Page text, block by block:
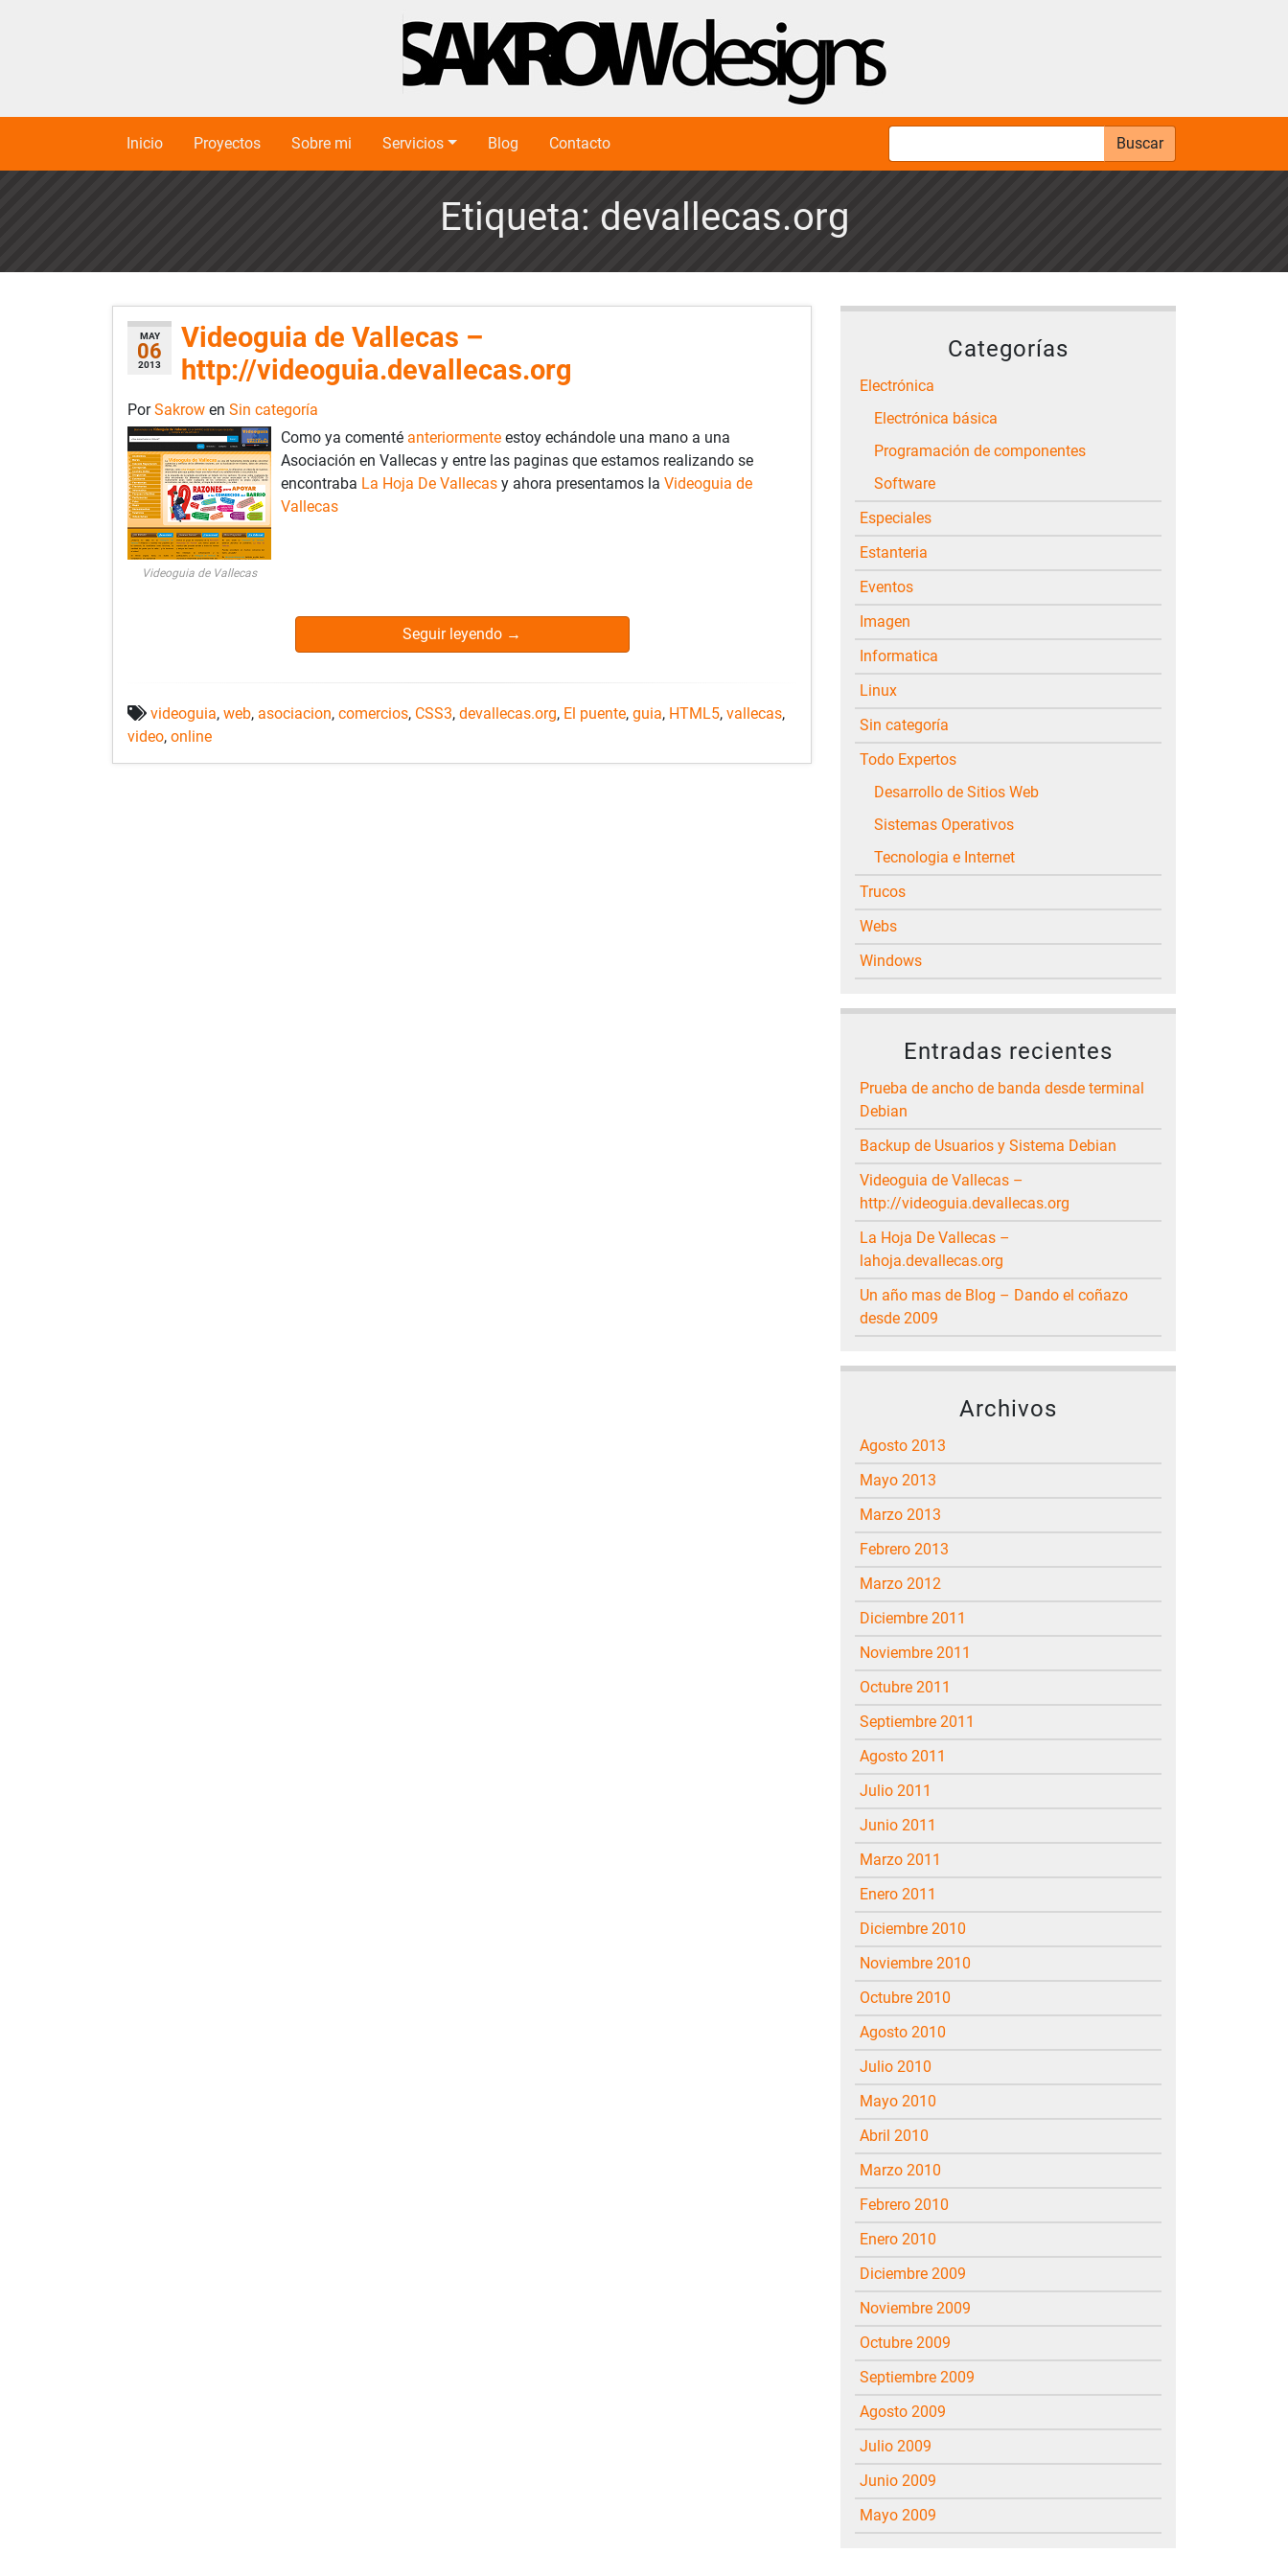
Inicio Proyectos Sobre mi Servicios Blog Contacto Buscar
Etiqueta: devallecas.org
MAY
06
2013
Videoguia de Vallecas –
http://videoguia.devallecas.org
PorSakrow en Sin categoría
Videoguia de Vallecas
Como ya comenté anteriormente estoy echándole una mano a una
Asociación en Vallecas y entre las paginas que estamos realizando se
encontraba La Hoja De Vallecas y ahora presentamos la Videoguia de
Vallecas
Seguir leyendo →
videoguia, web, asociacion, comercios, CSS3, devallecas.org, El puente, guia, HTML5, vallecas,
video, online
Categorías
Electrónica
Electrónica básica
Programación de componentes
Software
Especiales
Estanteria
Eventos
Imagen
Informatica
Linux
Sin categoría
Todo Expertos
Desarrollo de Sitios Web
Sistemas Operativos
Tecnologia e Internet
Trucos
Webs
Windows
Entradas recientes
Prueba de ancho de banda desde terminal
Debian
Backup de Usuarios y Sistema Debian
Videoguia de Vallecas –
http://videoguia.devallecas.org
La Hoja De Vallecas –
lahoja.devallecas.org
Un año mas de Blog – Dando el coñazo
desde 2009
Archivos
agosto 2013
mayo 2013
marzo 2013
febrero 2013
marzo 2012
diciembre 2011
noviembre 2011
octubre 2011
septiembre 2011
agosto 2011
julio 2011
junio 2011
marzo 2011
enero 2011
diciembre 2010
noviembre 2010
octubre 2010
agosto 2010
julio 2010
mayo 2010
abril 2010
marzo 2010
febrero 2010
enero 2010
diciembre 2009
noviembre 2009
octubre 2009
septiembre 2009
agosto 2009
julio 2009
junio 2009
mayo 2009